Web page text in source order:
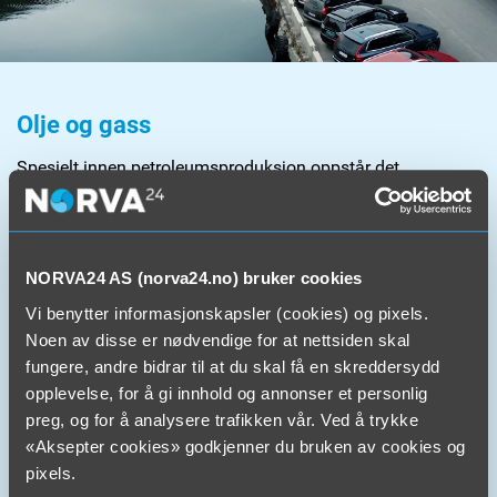
NORVA24 AS (norva24.no) bruker cookies
Vi benytter informasjonskapsler (cookies) og pixels.
Noen av disse er nødvendige for at nettsiden skal
fungere, andre bidrar til at du skal få en skreddersydd
opplevelse, for å gi innhold og annonser et personlig
preg, og for å analysere trafikken vår. Ved å trykke
«Aksepter cookies» godkjenner du bruken av cookies og
pixels.
Olje og gass
Spesielt innen petroleumsproduksjon oppstår det
avsetninger på prosessutstyret. Da er det viktig med jevnlig
vedlikehold for å unngå produksjonsstans og reduksjon av
sikkerhet.
Avsetningene består av helsefarlige komponenter. Tidligere
kunne dette være en utfordring for personell som utførte
rensingen manuelt.
Den store fordelen er at vi kan koble vårt utstyr direkte til
den aktuelle uniten som skal rengjøres. Når rengjøringen er
gjennomført kan produksjonen raskt gjenopptas. Når vi
foretar rens fyller vi det aktuelle objektet med en blanding
av vann og kjemikalier. Det etableres så en lukket krets, og